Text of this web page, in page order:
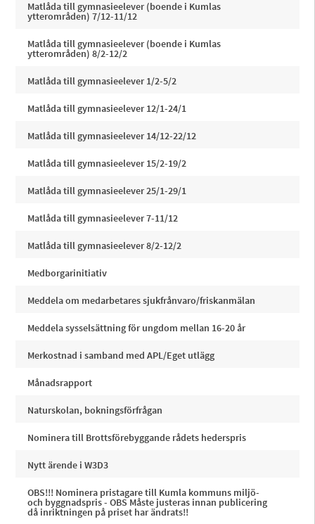
Matlåda till gymnasieelever (boende i Kumlas
ytterområden) 7/12-11/12
Matlåda till gymnasieelever (boende i Kumlas
ytterområden) 8/2-12/2
Matlåda till gymnasieelever 1/2-5/2
Matlåda till gymnasieelever 12/1-24/1
Matlåda till gymnasieelever 14/12-22/12
Matlåda till gymnasieelever 15/2-19/2
Matlåda till gymnasieelever 25/1-29/1
Matlåda till gymnasieelever 7-11/12
Matlåda till gymnasieelever 8/2-12/2
Medborgarinitiativ
Meddela om medarbetares sjukfrånvaro/friskanmälan
Meddela sysselsättning för ungdom mellan 16-20 år
Merkostnad i samband med APL/Eget utlägg
Månadsrapport
Naturskolan, bokningsförfrågan
Nominera till Brottsförebyggande rådets hederspris
Nytt ärende i W3D3
OBS!!! Nominera pristagare till Kumla kommuns miljö-
och byggnadspris - OBS Måste justeras innan publicering
då inriktningen på priset har ändrats!!